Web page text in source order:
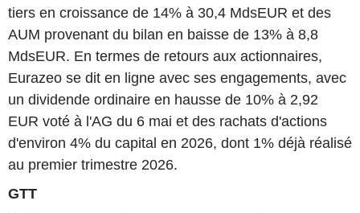
tiers en croissance de 14% à 30,4 MdsEUR et des
AUM provenant du bilan en baisse de 13% à 8,8
MdsEUR. En termes de retours aux actionnaires,
Eurazeo se dit en ligne avec ses engagements, avec
un dividende ordinaire en hausse de 10% à 2,92
EUR voté à l'AG du 6 mai et des rachats d'actions
d'environ 4% du capital en 2026, dont 1% déjà réalisé
au premier trimestre 2026.
GTT